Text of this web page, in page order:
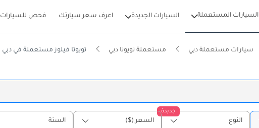
السيارات المستعملة السيارات الجديدة اعرف سعر سيارتك فحص للسيارات
سيارات مستعملة دبي مستعملة تويوتا دبي تويوتا فيلوز مستعملة في دبي
جديدة
النوع السعر ($) السنة